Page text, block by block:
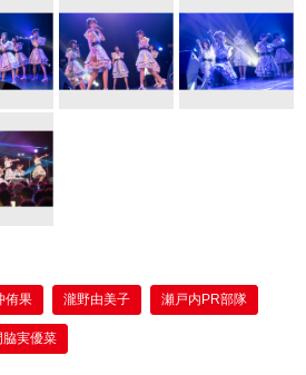
侑果 瀧野由美子 瀬戸内PR部隊
脇実優菜